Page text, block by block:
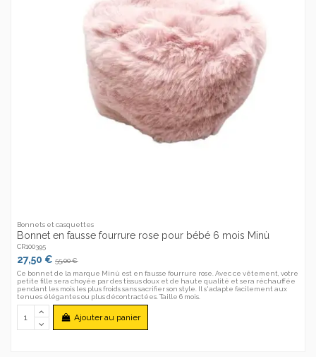
Bonnets et casquettes
Bonnet en fausse fourrure rose pour bébé 6 mois Minù
CR100395
27,50 €55,00 €
Ce bonnet de la marque Minù est en fausse fourrure rose. Avec ce vêtement, votre
petite fille sera choyée par des tissus doux et de haute qualité et sera réchauffée
pendant les mois les plus froids sans sacrifier son style. Il s'adapte facilement aux
tenues élégantes ou plus décontractées. Taille 6 mois.
Ajouter au panier